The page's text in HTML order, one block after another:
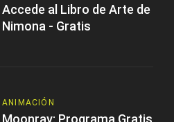
Accede al Libro de Arte de
Nimona - Gratis
ANIMACIÓN
Moonray: Programa Gratis